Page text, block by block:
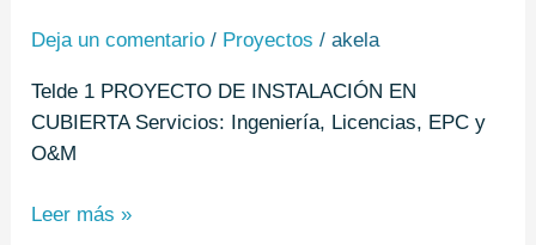
Deja un comentario / Proyectos /akela
Telde 1 PROYECTO DE INSTALACIÓN EN
CUBIERTA Servicios: Ingeniería, Licencias, EPC y
O&M
Leer más »